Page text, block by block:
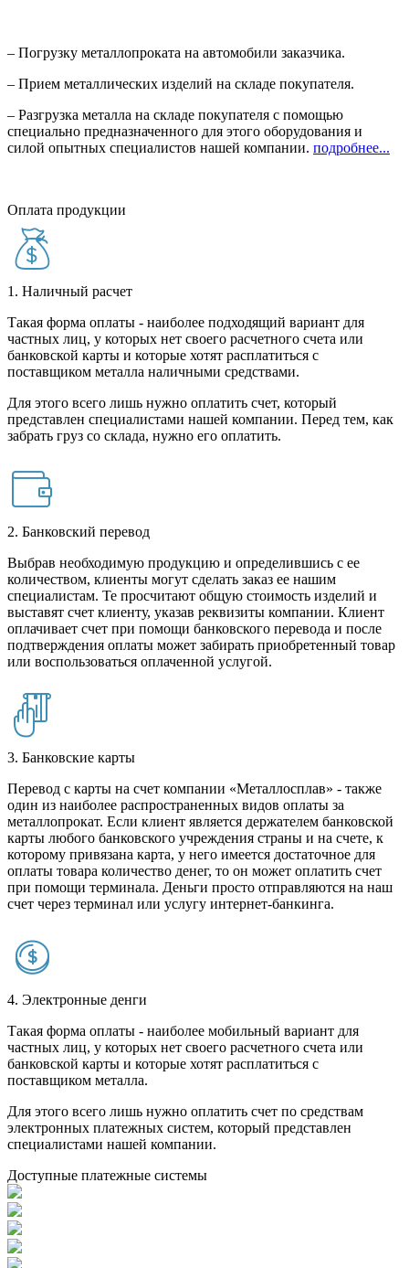
– Погрузку металлопроката на автомобили заказчика.
– Прием металлических изделий на складе покупателя.
– Разгрузка металла на складе покупателя с помощью
специально предназначенного для этого оборудования и
силой опытных специалистов нашей компании. подробнее...
Оплата продукции
1. Наличный расчет
Такая форма оплаты - наиболее подходящий вариант для
частных лиц, у которых нет своего расчетного счета или
банковской карты и которые хотят расплатиться с
поставщиком металла наличными средствами.
Для этого всего лишь нужно оплатить счет, который
представлен специалистами нашей компании. Перед тем, как
забрать груз со склада, нужно его оплатить.
2. Банковский перевод
Выбрав необходимую продукцию и определившись с ее
количеством, клиенты могут сделать заказ ее нашим
специалистам. Те просчитают общую стоимость изделий и
выставят счет клиенту, указав реквизиты компании. Клиент
оплачивает счет при помощи банковского перевода и после
подтверждения оплаты может забирать приобретенный товар
или воспользоваться оплаченной услугой.
3. Банковские карты
Перевод с карты на счет компании «Металлосплав» - также
один из наиболее распространенных видов оплаты за
металлопрокат. Если клиент является держателем банковской
карты любого банковского учреждения страны и на счете, к
которому привязана карта, у него имеется достаточное для
оплаты товара количество денег, то он может оплатить счет
при помощи терминала. Деньги просто отправляются на наш
счет через терминал или услугу интернет-банкинга.
4. Электронные денги
Такая форма оплаты - наиболее мобильный вариант для
частных лиц, у которых нет своего расчетного счета или
банковской карты и которые хотят расплатиться с
поставщиком металла.
Для этого всего лишь нужно оплатить счет по средствам
электронных платежных систем, который представлен
специалистами нашей компании.
Доступные платежные системы